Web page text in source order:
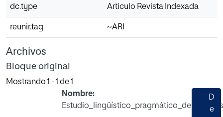
dc.type Articulo Revista Indexada
reunir.tag ~ARI
Archivos
Bloque original
Mostrando 1 - 1 de 1
Nombre:
D
e